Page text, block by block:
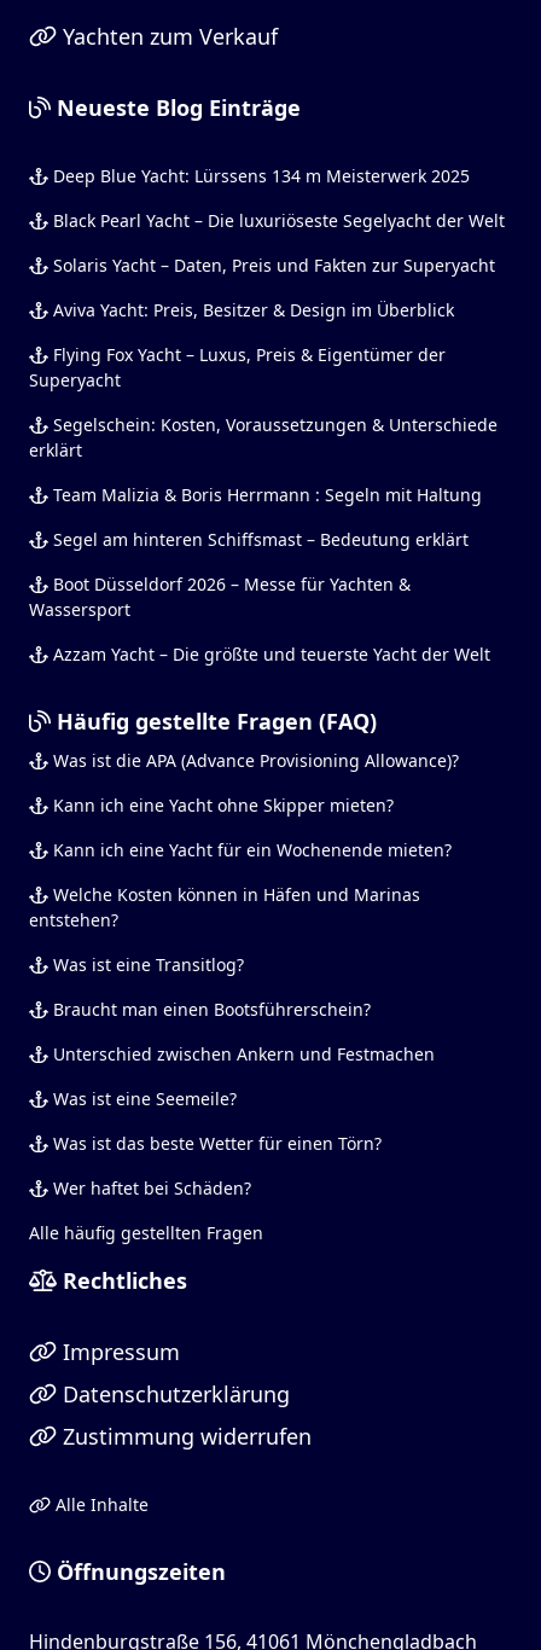
Yachten zum Verkauf
Neueste Blog Einträge
Deep Blue Yacht: Lürssens 134 m Meisterwerk 2025
Black Pearl Yacht – Die luxuriöseste Segelyacht der Welt
Solaris Yacht – Daten, Preis und Fakten zur Superyacht
Aviva Yacht: Preis, Besitzer & Design im Überblick
Flying Fox Yacht – Luxus, Preis & Eigentümer der
Superyacht
Segelschein: Kosten, Voraussetzungen & Unterschiede
erklärt
Team Malizia & Boris Herrmann : Segeln mit Haltung
Segel am hinteren Schiffsmast – Bedeutung erklärt
Boot Düsseldorf 2026 – Messe für Yachten &
Wassersport
Azzam Yacht – Die größte und teuerste Yacht der Welt
Häufig gestellte Fragen (FAQ)
Was ist die APA (Advance Provisioning Allowance)?
Kann ich eine Yacht ohne Skipper mieten?
Kann ich eine Yacht für ein Wochenende mieten?
Welche Kosten können in Häfen und Marinas
entstehen?
Was ist eine Transitlog?
Braucht man einen Bootsführerschein?
Unterschied zwischen Ankern und Festmachen
Was ist eine Seemeile?
Was ist das beste Wetter für einen Törn?
Wer haftet bei Schäden?
Alle häufig gestellten Fragen
Rechtliches
Impressum
Datenschutzerklärung
Zustimmung widerrufen
Alle Inhalte
Öffnungszeiten
Hindenburgstraße 156, 41061 Mönchengladbach